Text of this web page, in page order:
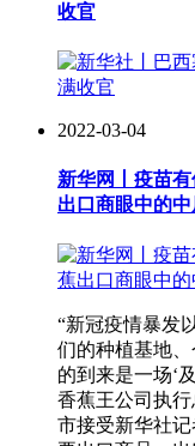
收官
2022-03-04
新华网丨疫苗
出口商眼中的
“新冠疫情暴发
们的种植基地
的到来是一场‘
香蕉王公司执
市接受新华社